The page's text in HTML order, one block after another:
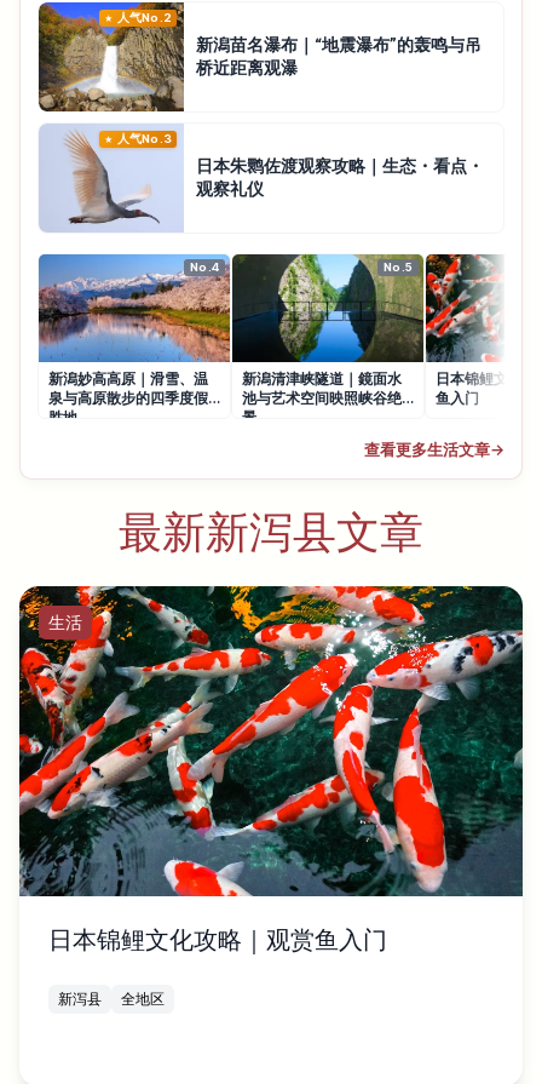
人气No.2
新潟苗名瀑布｜“地震瀑布”的轰鸣与吊
桥近距离观瀑
人气No.3
日本朱鹮佐渡观察攻略｜生态・看点・
观察礼仪
No.4
新潟妙高高原｜滑雪、温
泉与高原散步的四季度假
胜地
No.5
新潟清津峡隧道｜鏡面水
池与艺术空间映照峡谷绝
景
日本锦鲤文化攻
鱼入门
查看更多生活文章→
最新新泻县文章
生活
日本锦鲤文化攻略｜观赏鱼入门
新泻县 全地区